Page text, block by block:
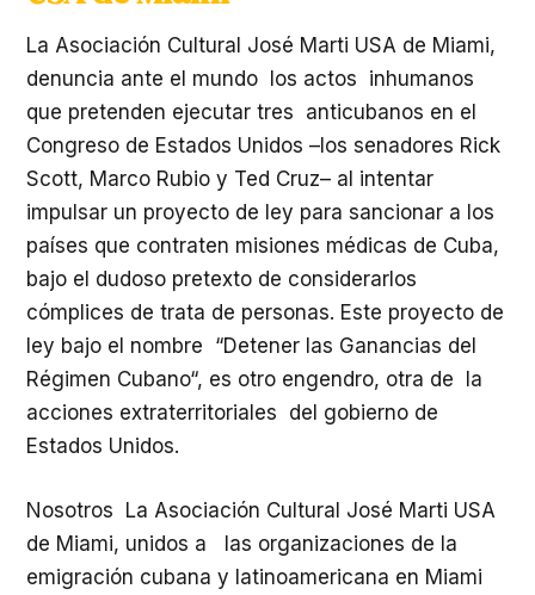
La Asociación Cultural José Marti USA de Miami,
denuncia ante el mundo los actos inhumanos
que pretenden ejecutar tres anticubanos en el
Congreso de Estados Unidos –los senadores Rick
Scott, Marco Rubio y Ted Cruz– al intentar
impulsar un proyecto de ley para sancionar a los
países que contraten misiones médicas de Cuba,
bajo el dudoso pretexto de considerarlos
cómplices de trata de personas. Este proyecto de
ley bajo el nombre “Detener las Ganancias del
Régimen Cubano“, es otro engendro, otra de la
acciones extraterritoriales del gobierno de
Estados Unidos.
Nosotros La Asociación Cultural José Marti USA
de Miami, unidos a las organizaciones de la
emigración cubana y latinoamericana en Miami